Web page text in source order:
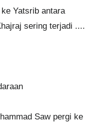
Yatsrib antara
sering terjadi ....
Saw pergi ke